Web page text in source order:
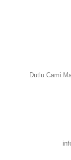
Dutlu Cami